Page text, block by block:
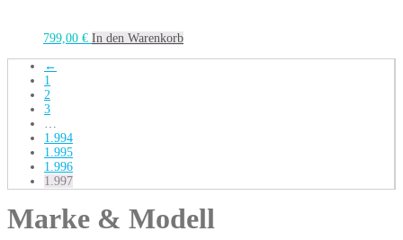
799,00 € In den Warenkorb
←
1
2
3
1.994
1.995
1.996
1.997
Marke & Modell